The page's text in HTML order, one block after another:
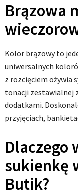
Brązowa
Kolor brązowy to
uniwersalnych
z rozcięciem ożywia
tonacji zestawialnej
dodatkami.
przyjęciach,
Dlaczego
sukienkę
Butik?